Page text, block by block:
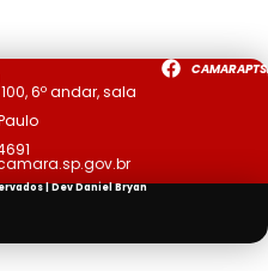
6º andar, sala
| DevDaniel Bryan